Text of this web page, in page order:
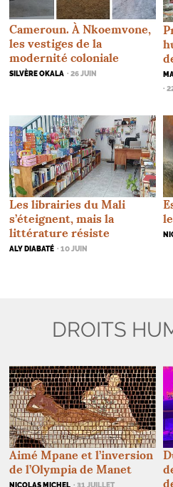
Cameroun. À Nkoemvone,
les vestiges de la
modernité coloniale
SILVÈRE OKALA · 26 JUIN
·
Les librairies du Mali
s’éteignent, mais la
littérature résiste
ALY DIABATÉ · 10 JUIN
DROITS
Aimé Mpane et l’inversion
de l’Olympia de Manet
NICOLAS MICHEL · 31 JUILLET